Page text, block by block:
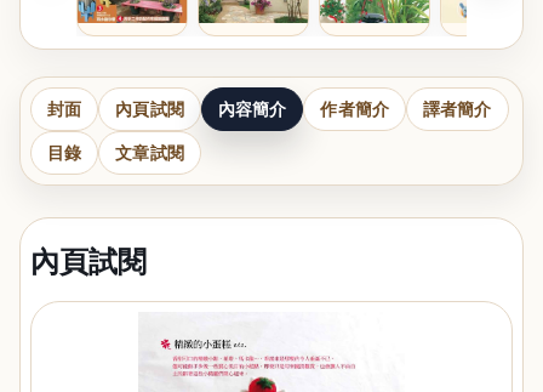
封面 內頁試閱 內容簡介 作者簡介 譯者簡介
目錄 文章試閱
內頁試閱